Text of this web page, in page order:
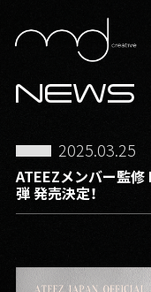
NEWS
2025.03.25
ATEEZメンバー監
弾 発売決定！